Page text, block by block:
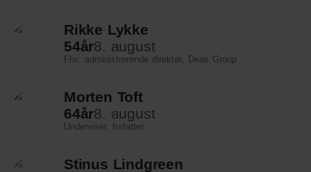
Rikke Lykke
54år8. august
Fhv. administrerende direktør, Deas Group
Morten Toft
64år8. august
Underviser, forfatter
Stinus Lindgreen